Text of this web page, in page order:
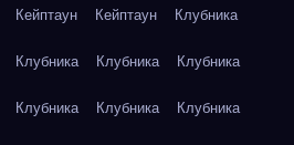
Кейптаун Кейптаун Клубника
Клубника Клубника Клубника
Клубника Клубника Клубника